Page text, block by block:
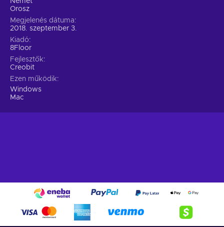
Orosz
Megjelenés dátuma
2018. szeptember 3.
Kiadó
8Floor
Fejlesztők
Creobit
Ezen működik
Windows
Mac